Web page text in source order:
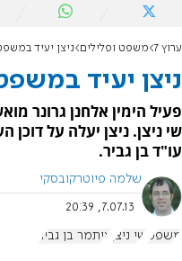
ערוץ 7 משפט ופלילים ניצן יעיד
ניצן יעיד
פעיל הימין אלחנן גרונר
שי ניצן. ניצן יעלה על דוכן
עו"ד בן גביר.
שלמה פיוטרקובסקי
7.07.13, 20:39
משפט שי ניצן איתמר בן גביר